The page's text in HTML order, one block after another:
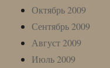
Октябрь 2009
Сентябрь 2009
Август 2009
Июль 2009